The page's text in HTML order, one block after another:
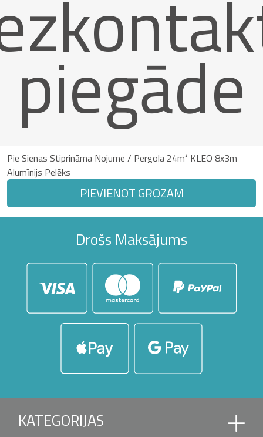
piegāde
Pie Sienas Stiprināma Nojume / Pergola 24m² KLEO 8x3m
Alumīnijs Pelēks
PIEVIENOT GROZAM
Drošs Maksājums
KATEGORIJAS